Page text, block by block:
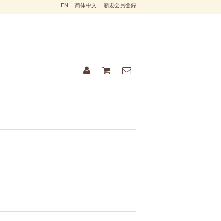
EN 简体中文 新規会員登録